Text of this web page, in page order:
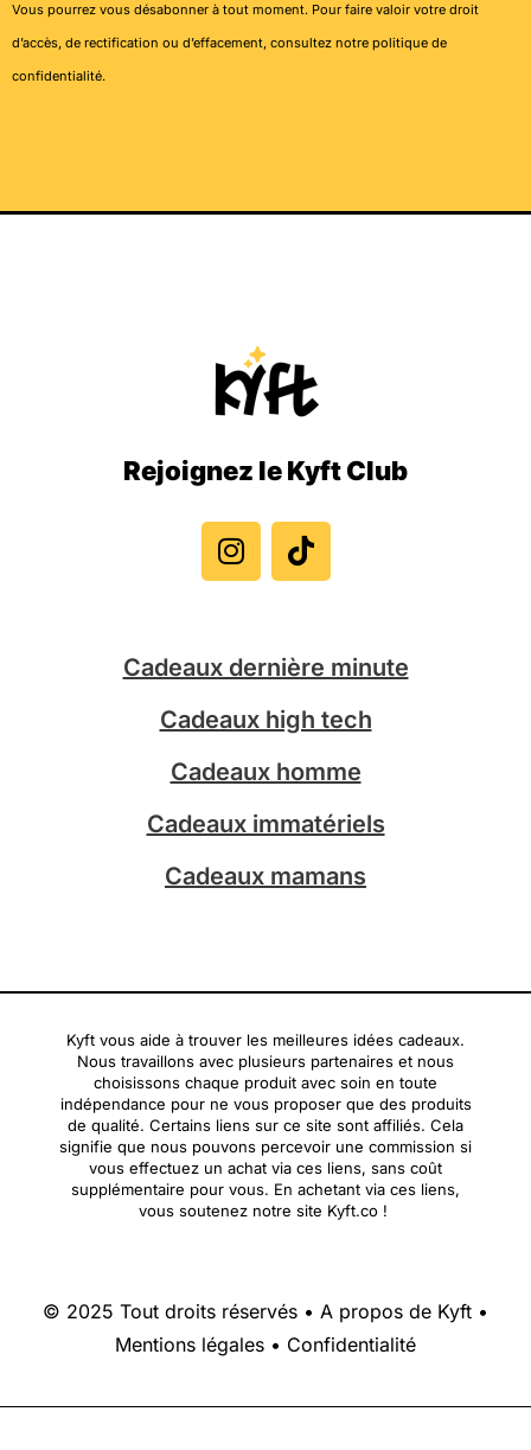
Vous pourrez vous désabonner à tout moment. Pour faire valoir votre droit
d’accès, de rectification ou d’effacement, consultez notre politique de
confidentialité.
Rejoignez le Kyft Club
n
s
t
r
a
m
i
k
t
Cadeaux dernière minute
Cadeaux high tech
Cadeaux homme
Cadeaux immatériels
Cadeaux mamans
Kyft vous aide à trouver les meilleures idées cadeaux.
Nous travaillons avec plusieurs partenaires et nous
choisissons chaque produit avec soin en toute
indépendance pour ne vous proposer que des produits
de qualité. Certains liens sur ce site sont affiliés. Cela
signifie que nous pouvons percevoir une commission si
vous effectuez un achat via ces liens, sans coût
supplémentaire pour vous. En achetant via ces liens,
vous soutenez notre site Kyft.co !
© 2025 Tout droits réservés • A propos de Kyft •
Mentions légales • Confidentialité